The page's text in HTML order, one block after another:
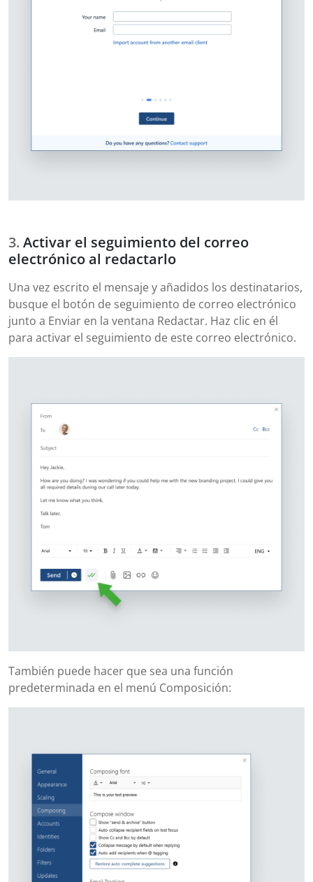
Activar el seguimiento del correo
electrónico al redactarlo
Una vez escrito el mensaje y añadidos los destinatarios,
busque el botón de seguimiento de correo electrónico
junto a Enviar en la ventana Redactar. Haz clic en él
para activar el seguimiento de este correo electrónico.
También puede hacer que sea una función
predeterminada en el menú Composición: